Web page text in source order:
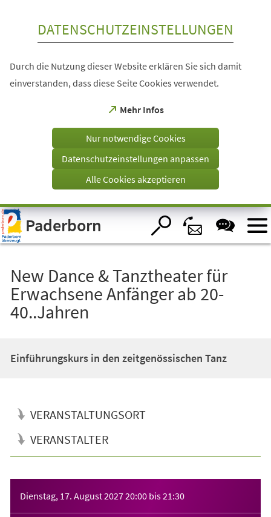
Visuelle
Assistenzsoftware
öffnen.
DATENSCHUTZEINSTELLUNGEN
Durch die Nutzung dieser Website erklären Sie sich damit
einverstanden, dass diese Seite Cookies verwendet.
Mehr Infos
(Öffnet
einem
Tab)
Nur notwendige Cookies
Datenschutzeinstellungen anpassen
Alle Cookies akzeptieren
Paderborn
New Dance & Tanztheater für
Erwachsene Anfänger ab 20-
40..Jahren
Einführungskurs in den zeitgenössischen Tanz
VERANSTALTUNGSORT
VERANSTALTER
Dienstag, 17. August 202720:00 bis21:30